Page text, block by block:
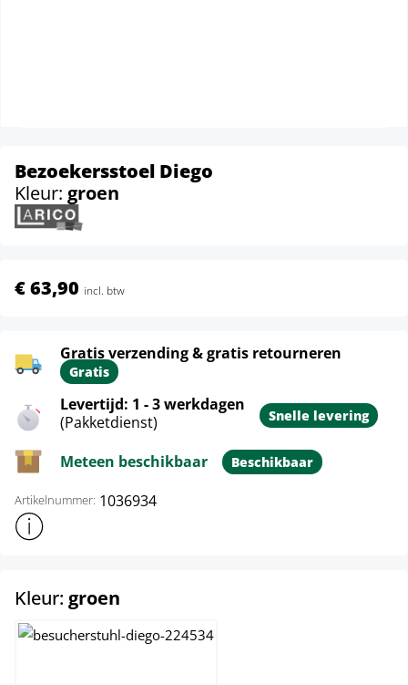
Bezoekersstoel Diego
Kleur: groen
€ 63,90 incl. btw
Gratis verzending & gratis retourneren
Gratis
Levertijd: 1 - 3 werkdagen
(Pakketdienst)
Snelle levering
Meteen beschikbaar Beschikbaar
Artikelnummer: 1036934
Toon meer productinformatie
Kleur: groen